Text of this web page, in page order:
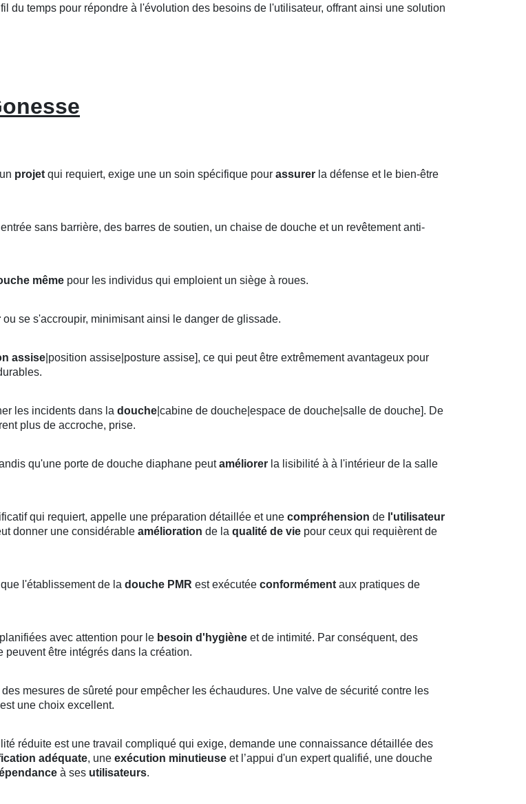
du temps pour répondre à l'évolution des besoins de l'utilisateur, offrant ainsi une solution
projet qui requiert, exige une un soin spécifique pour assurer la défense et le bien-être
sans barrière, des barres de soutien, un chaise de douche et un revêtement anti-
même pour les individus qui emploient un siège à roues.
ou se s'accroupir, minimisant ainsi le danger de glissade.
assise |position assise|posture assise], ce qui peut être extrêmement avantageux pour
les incidents dans la douche |cabine de douche|espace de douche|salle de douche]. De
plus de accroche, prise.
qu'une porte de douche diaphane peutaméliorer la lisibilité à à l'intérieur de la salle
qui requiert, appelle une préparation détaillée et une compréhension de l'utilisateur
donner une considérable amélioration de la qualité de vie pour ceux qui requièrent de
l'établissement de la douche PMR est exécutée conformément aux pratiques de
avec attention pour le besoin d'hygiène et de intimité. Par conséquent, des
être intégrés dans la création.
mesures de sûreté pour empêcher les échaudures. Une valve de sécurité contre les
une choix excellent.
réduite est une travail compliqué qui exige, demande une connaissance détaillée des
adéquate, une exécution minutieuse et l’appui d'un expert qualifié, une douche
à ses utilisateurs.